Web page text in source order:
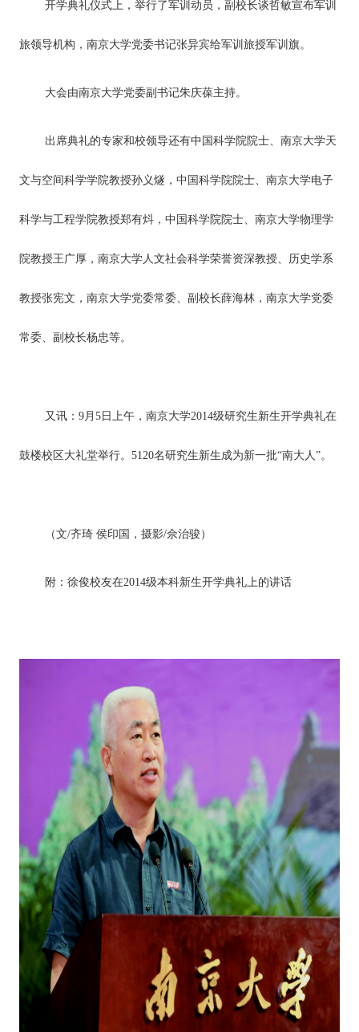
开学典礼仪式上，举行了军训动员，副校长谈哲敏宣布军训
旅领导机构，南京大学党委书记张异宾给军训旅授军训旗。
大会由南京大学党委副书记朱庆葆主持。
出席典礼的专家和校领导还有中国科学院院士、南京大学天
文与空间科学学院教授孙义燧，中国科学院院士、南京大学电子
科学与工程学院教授郑有炓，中国科学院院士、南京大学物理学
院教授王广厚，南京大学人文社会科学荣誉资深教授、历史学系
教授张宪文，南京大学党委常委、副校长薛海林，南京大学党委
常委、副校长杨忠等。
又讯：9月5日上午，南京大学2014级研究生新生开学典礼在
鼓楼校区大礼堂举行。5120名研究生新生成为新一批“南大人”。
（文/齐琦 侯印国，摄影/佘治骏）
附：徐俊校友在2014级本科新生开学典礼上的讲话